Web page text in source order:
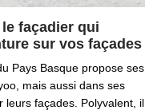
façadier qui
sur vos façades
Pays Basque propose ses
mais aussi dans ses
leurs façades. Polyvalent, il